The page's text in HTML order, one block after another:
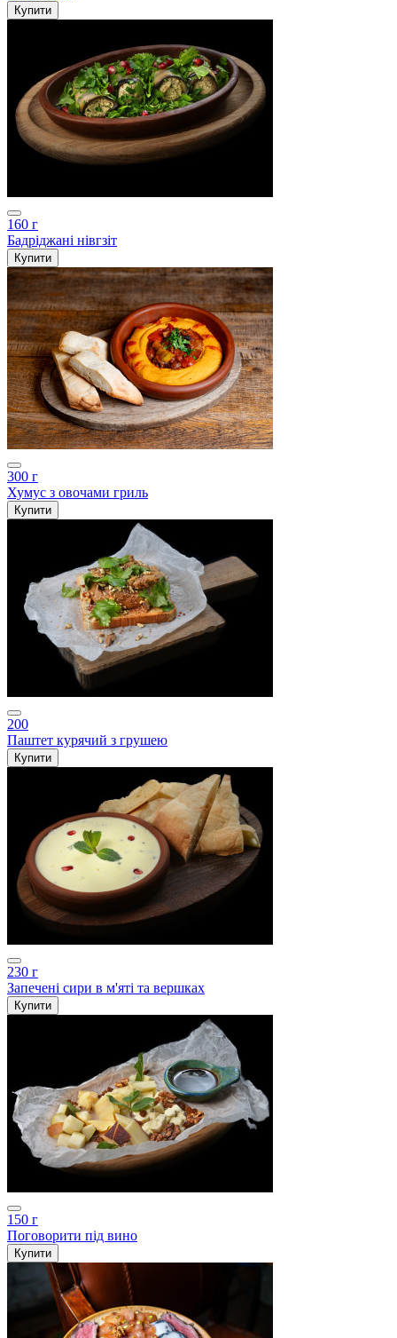
Купити
160 г
Бадріджані нівгзіт
Купити
300 г
Хумус з овочами гриль
Купити
200
Паштет курячий з грушею
Купити
230 г
Запечені сири в м'яті та вершках
Купити
150 г
Поговорити під вино
Купити